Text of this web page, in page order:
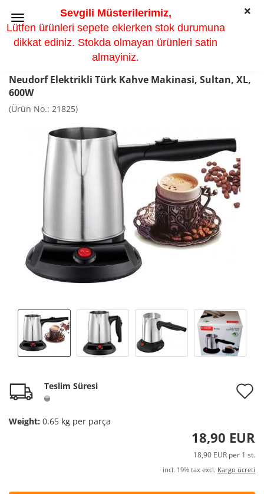
Sevgili Müsterilerimiz,
Lütfen ürünleri sepete eklerken stok durumuna
dikkat ediniz. Stokda olmayan ürünleri satin
almayiniz.
Neudorf Elektrikli Türk Kahve Makinasi, Sultan, XL,
600W
(Ürün No.: 21825)
Teslim Süresi
Weight: 0.65 kg per parça
18,90 EUR
18,90 EUR per 1 st.
incl. 19% tax excl. Kargo ücreti